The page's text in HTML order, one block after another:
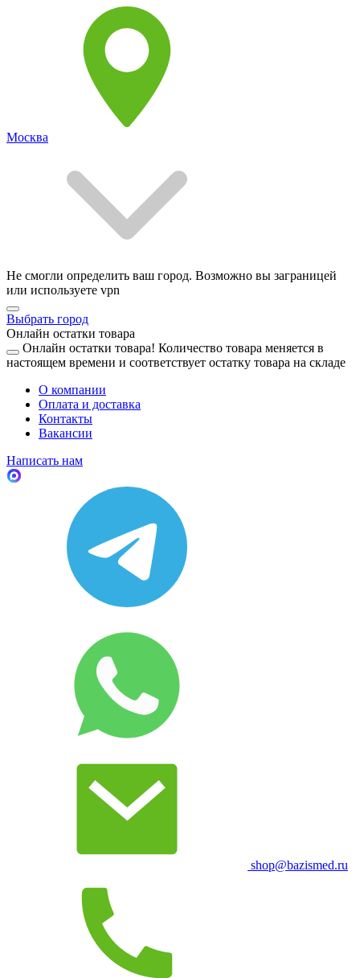
Москва
Не смогли определить ваш город. Возможно вы заграницей
или используете vpn
Выбрать город
Онлайн остатки товара
Онлайн остатки товара! Количество товара меняется в
настоящем времени и соответствует остатку товара на складе
О компании
Оплата и доставка
Контакты
Вакансии
Написать нам
shop@bazismed.ru